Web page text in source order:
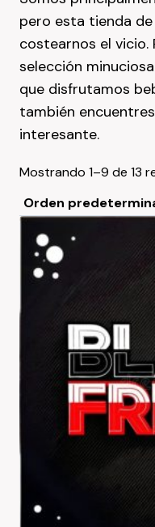
pero esta tienda
costearnos el vicio.
selección
que disfrutamos
también
interesante.
Mostrando 1–9 de 13